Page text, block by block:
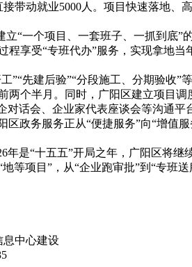
带动就业5000人。项目快速落地
“一个项目、一套班子、一抓到底
享受“专班代办”服务，实现拿地
”“先建后验”“分段施工、分期验收
个半月。同时，广阳区建立项目
话会、企业家代表座谈会等沟通
区政务服务正从“便捷服务”向“增
是“十五五”开局之年，广阳区将
等项目”，从“企业跑审批”到“专班
息中心建设